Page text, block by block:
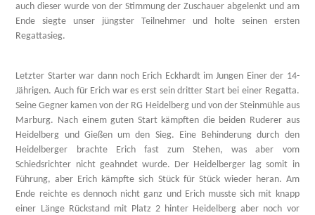
auch dieser wurde von der Stimmung der Zuschauer abgelenkt und am
Ende siegte unser jüngster Teilnehmer und holte seinen ersten
Regattasieg.
Letzter Starter war dann noch Erich Eckhardt im Jungen Einer der 14-
Jährigen. Auch für Erich war es erst sein dritter Start bei einer Regatta.
Seine Gegner kamen von der RG Heidelberg und von der Steinmühle aus
Marburg. Nach einem guten Start kämpften die beiden Ruderer aus
Heidelberg und Gießen um den Sieg. Eine Behinderung durch den
Heidelberger brachte Erich fast zum Stehen, was aber vom
Schiedsrichter nicht geahndet wurde. Der Heidelberger lag somit in
Führung, aber Erich kämpfte sich Stück für Stück wieder heran. Am
Ende reichte es dennoch nicht ganz und Erich musste sich mit knapp
einer Länge Rückstand mit Platz 2 hinter Heidelberg aber noch vor